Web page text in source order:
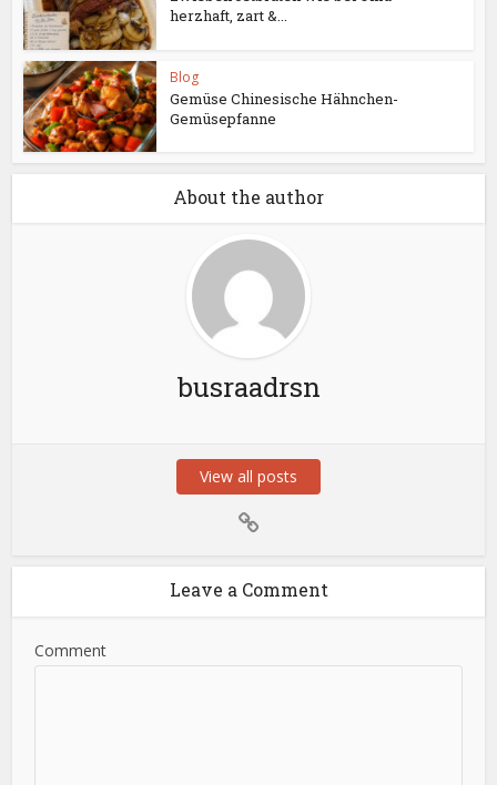
herzhaft, zart &...
Blog
Gemüse Chinesische Hähnchen-
Gemüsepfanne
About the author
busraadrsn
View all posts
Leave a Comment
Comment